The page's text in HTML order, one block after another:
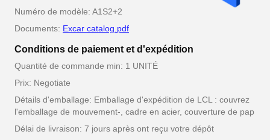
Numéro de modèle: A1S2+2
Documents: Excar catalog.pdf
Conditions de paiement et d'expédition
Quantité de commande min: 1 UNITÉ
Prix: Negotiate
Détails d'emballage: Emballage d'expédition de LCL : couvrez
l'emballage de mouvement-, cadre en acier, couverture de pap
Délai de livraison: 7 jours après ont reçu votre dépôt